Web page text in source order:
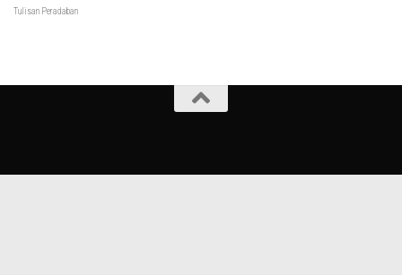
Tulisan Peradaban